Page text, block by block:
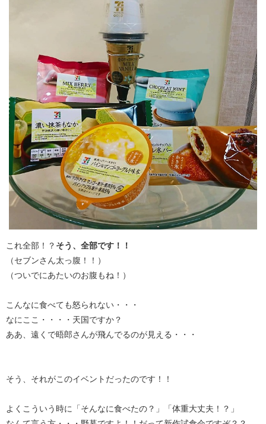
これ全部！？ そう、全部です！！
（セブンさん太っ腹！！）
（ついでにあたいのお腹もね！）
こんなに食べても怒られない・・・
なにここ・・・・天国ですか？
ああ、遠くで晤郎さんが飛んでるのが見える・・・
そう、それがこのイベントだったのです！！
よくこういう時に「そんなに食べたの？」「体重大丈夫！？」